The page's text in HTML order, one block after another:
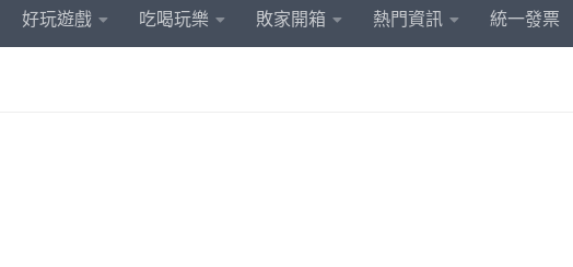
好玩遊戲 吃喝玩樂 敗家開箱 熱門資訊 統一發票